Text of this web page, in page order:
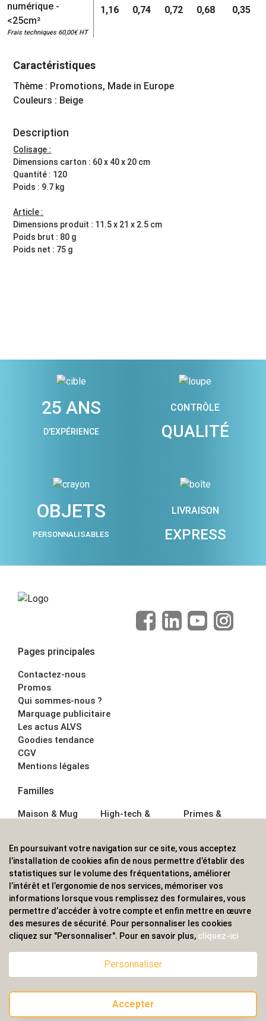
numérique -
<25cm²
Frais techniques 60,00€ HT
1,16 0,74 0,72 0,68 0,35
Caractéristiques
Thème : Promotions, Made in Europe
Couleurs : Beige
Description
Colisage :
Dimensions carton : 60 x 40 x 20 cm
Quantité : 120
Poids : 9.7 kg
Article :
Dimensions produit : 11.5 x 21 x 2.5 cm
Poids brut : 80 g
Poids net : 75 g
25 ANS
D'EXPÉRIENCE
CONTRÔLE
QUALITÉ
OBJETS
PERSONNALISABLES
LIVRAISON
EXPRESS
Pages principales
Contactez-nous
Promos
Qui sommes-nous ?
Marquage publicitaire
Les actus ALVS
Goodies tendance
CGV
Mentions légales
Familles
Maison & Mug
Écriture
Bagagerie sacs
High-tech &
Sport &
Outdoor
Enfant
Primes &
Boisson
Textile &
Casquette
Accessoires de
ALVS, fournisseur d'objets publicitaires, pour les
professionnels. Une implantation nationale, une
couverture internationale.
© 2020 ALVS
En poursuivant votre navigation sur ce site, vous acceptez
l’installation de cookies afin de nous permettre d’établir des
statistiques sur le volume des fréquentations, améliorer
l’intérêt et l’ergonomie de nos services, mémoriser vos
informations lorsque vous remplissez des formulaires, vous
permettre d’accéder à votre compte et enfin mettre en œuvre
des mesures de sécurité. Pour personnaliser les cookies
cliquez sur "Personnaliser". Pour en savoir plus, cliquez-ici
Personnaliser
Accepter